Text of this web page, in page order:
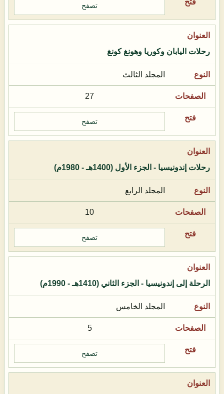
تصفح
رحلات اليابان وكوريا وهونغ كونغ
المجلد الثالث
27
تصفح
رحلات إندونيسيا - الجزء الأول (1400هـ - 1980م)
المجلد الرابع
10
تصفح
الرحلة إلى إندونيسيا - الجزء الثاني (1410هـ - 1990م)
المجلد الخامس
5
تصفح